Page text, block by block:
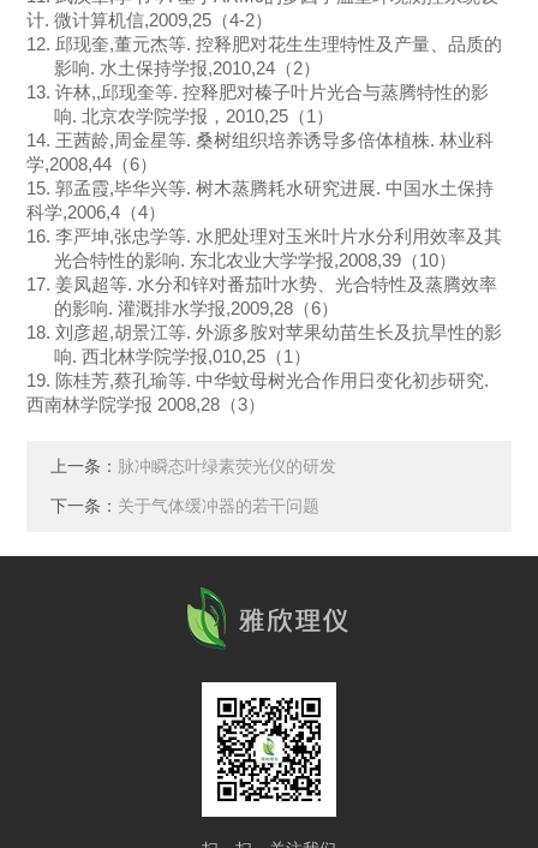
计.微计算机信,2009,25 （4-2）
12. 邱现奎,董元杰等.控释肥对花生生理特性及产量、品质的
影响. 水土保持学报,2010,24 （2）
13.许林,,邱现奎等.控释肥对榛子叶片光合与蒸腾特性的影
响.北京农学院学报， 2010,25 （1 ）
14. 王茜龄,周金星等.桑树组织培养诱导多倍体植株.林业科
学,2008,44 （6）
15.郭孟霞,毕华兴等.树木蒸腾耗水研究进展.中国水土保持
科学,2006,4 （4）
16.李严坤,张忠学等. 水肥处理对玉米叶片水分利用效率及其
光合特性的影响. 东北农业大学学报,2008,39 （10）
17.姜凤超等. 水分和锌对番茄叶水势、光合特性及蒸腾效率
的影响.灌溉排水学报,2009,28 （6）
18.刘彦超,胡景江等.外源多胺对苹果幼苗生长及抗旱性的影
响.西北林学院学报,010,25 （1 ）
19. 陈桂芳,蔡孔瑜等.中华蚊母树光合作用日变化初步研究.
西南林学院学报 2008,28 （3）
上一条： 脉冲瞬态叶绿素荧光仪的研发
下一条： 关于气体缓冲器的若干问题